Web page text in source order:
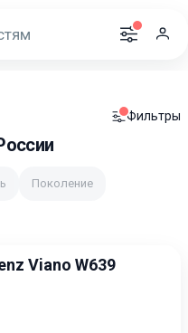
Фильтры
Поколение
Viano W639